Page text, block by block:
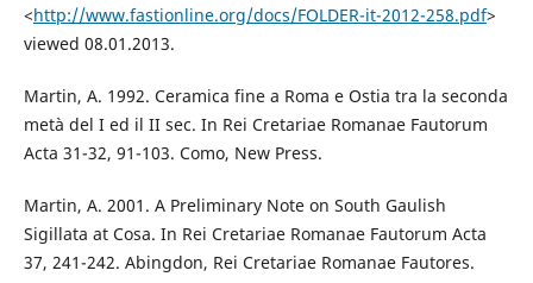
<http://www.fastionline.org/docs/FOLDER-it-2012-258.pdf>
viewed 08.01.2013.
Martin, A. 1992. Ceramica fine a Roma e Ostia tra la seconda
metà del I ed il II sec. In Rei Cretariae Romanae Fautorum
Acta 31-32, 91-103. Como, New Press.
Martin, A. 2001. A Preliminary Note on South Gaulish
Sigillata at Cosa. In Rei Cretariae Romanae Fautorum Acta
37, 241-242. Abingdon, Rei Cretariae Romanae Fautores.